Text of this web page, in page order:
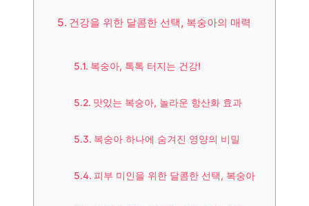
건강을 위한 달콤한 선택, 복숭아의 매력
복숭아, 톡톡 터지는 건강!
맛있는 복숭아, 놀라운 항산화 효과
복숭아 하나에 숨겨진 영양의 비밀
피부 미인을 위한 달콤한 선택, 복숭아